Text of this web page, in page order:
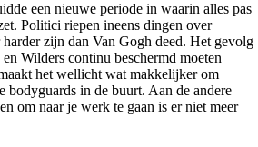
een nieuwe periode in waarin alles pas
Politici riepen ineens dingen over
zijn dan Van Gogh deed. Het gevolg
Wilders continu beschermd moeten
het wellicht wat makkelijker om
bodyguards in de buurt. Aan de andere
om naar je werk te gaan is er niet meer